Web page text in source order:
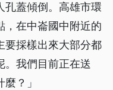
孔蓋傾倒。高雄市環
，在中崙國中附近的
要採樣出來大部分都
。我們目前正在送
？」